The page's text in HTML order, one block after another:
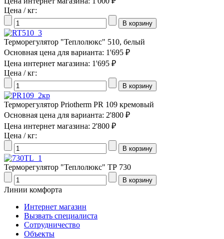
Цена / кг:
Терморегулятор "Теплолюкс" 510, белый
Основная цена для варианта: 1'695 ₽
Цена интернет магазина: 1'695 ₽
Цена / кг:
Терморегулятор Priotherm PR 109 кремовый
Основная цена для варианта: 2'800 ₽
Цена интернет магазина: 2'800 ₽
Цена / кг:
Терморегулятор "Теплолюкс" ТР 730
Линии комфорта
Интернет магазин
Вызвать специалиста
Сотрудничество
Объекты